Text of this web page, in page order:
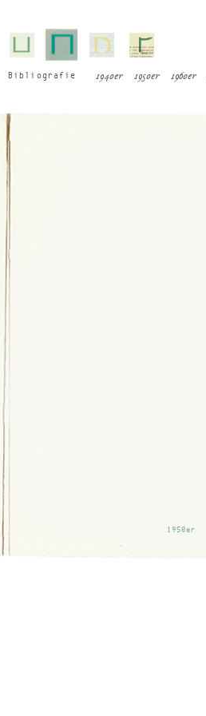
Bi­blio­gra­fie 1940er 1950er 1960er
1950er